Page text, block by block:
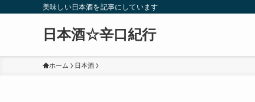
美味しい日本酒を記事にしています
日本酒☆辛口紀行
ホーム 日本酒